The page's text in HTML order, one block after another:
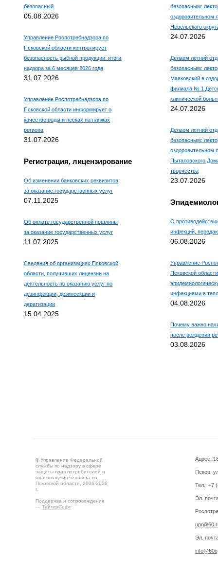
безопасный
05.08.2026
Управление Роспотребнадзора по
Псковской области контролирует
безопасность рыбной продукции: итоги
надзора за 6 месяцев 2026 года
31.07.2026
Управление Роспотребнадзора по
Псковской области информирует о
качестве воды и песках на пляжах
региона
31.07.2026
Регистрация, лицензирование
Об изменении банковских реквизитов
за оказание государственных услуг
07.11.2025
Об оплате государственной пошлины
за оказание государственных услуг
11.07.2025
Сведения об организациях Псковской
области, получивших лицензии на
деятельность по оказанию услуг по
дезинфекции, дезинсекции и
дератизации
15.04.2025
безопасным:
оздоровительном
Невельского
24.07.2026
Делаем летний
безопасным:
Маяковский в
филиала № 1
клинической
24.07.2026
Делаем летний
безопасным:
оздоровительном
Пыталовского
творчества
23.07.2026
О
инфекций,
06.08.2026
Управление
Псковской
инфекциями в
04.08.2026
Почему важно
после рождения
03.08.2026
© Управление Федеральной
службы по надзору в сфере
защиты прав потребителей и
благополучия человека по
Псковской области, 2006-2026
г.
Поддержка и сопровождение
— ТайгерСофт
Адрес:
Псков,
Тел.: +7
Эл.
Эл.